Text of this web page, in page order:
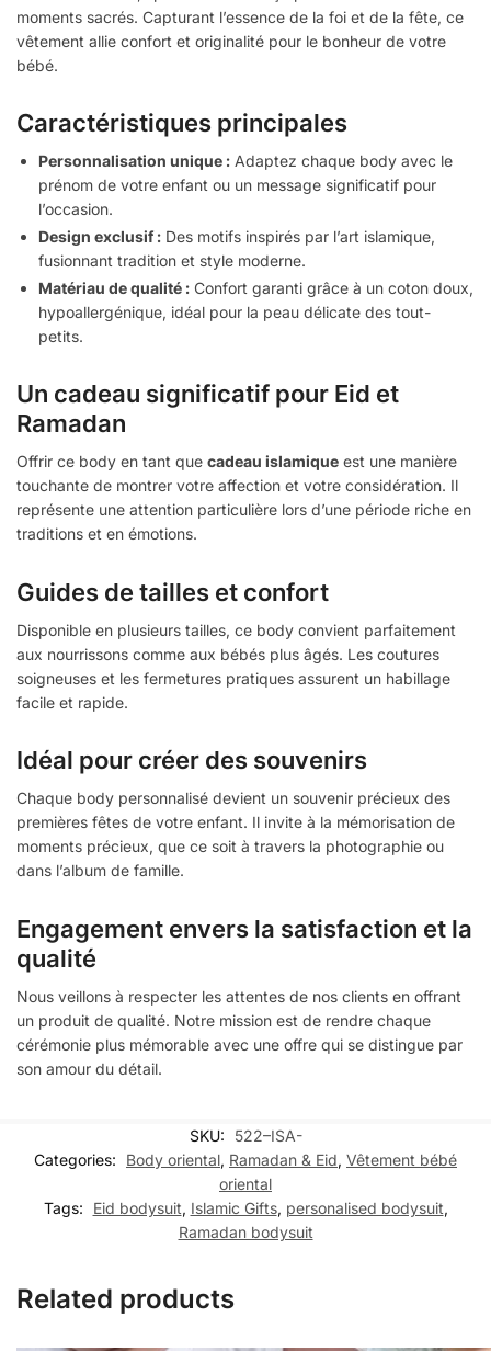
moments sacrés. Capturant l’essence de la foi et de la fête, ce
vêtement allie confort et originalité pour le bonheur de votre
bébé.
Caractéristiques principales
Personnalisation unique : Adaptez chaque body avec le
prénom de votre enfant ou un message significatif pour
l’occasion.
Design exclusif : Des motifs inspirés par l’art islamique,
fusionnant tradition et style moderne.
Matériau de qualité : Confort garanti grâce à un coton doux,
hypoallergénique, idéal pour la peau délicate des tout-
petits.
Un cadeau significatif pour Eid et
Ramadan
Offrir ce body en tant que cadeau islamique est une manière
touchante de montrer votre affection et votre considération. Il
représente une attention particulière lors d’une période riche en
traditions et en émotions.
Guides de tailles et confort
Disponible en plusieurs tailles, ce body convient parfaitement
aux nourrissons comme aux bébés plus âgés. Les coutures
soigneuses et les fermetures pratiques assurent un habillage
facile et rapide.
Idéal pour créer des souvenirs
Chaque body personnalisé devient un souvenir précieux des
premières fêtes de votre enfant. Il invite à la mémorisation de
moments précieux, que ce soit à travers la photographie ou
dans l’album de famille.
Engagement envers la satisfaction et la
qualité
Nous veillons à respecter les attentes de nos clients en offrant
un produit de qualité. Notre mission est de rendre chaque
cérémonie plus mémorable avec une offre qui se distingue par
son amour du détail.
SKU:
522–ISA-
Categories:
Body oriental, Ramadan & Eid, Vêtement bébé
oriental
Tags:
Eid bodysuit, Islamic Gifts, personalised bodysuit,
Ramadan bodysuit
Related products